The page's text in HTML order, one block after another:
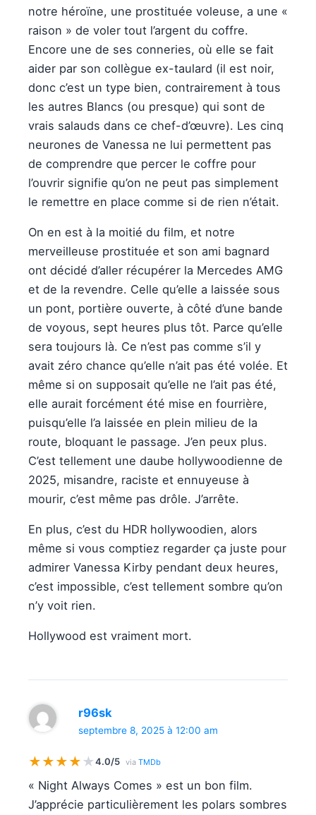
notre héroïne, une prostituée voleuse, a une «
raison » de voler tout l’argent du coffre.
Encore une de ses conneries, où elle se fait
aider par son collègue ex-taulard (il est noir,
donc c’est un type bien, contrairement à tous
les autres Blancs (ou presque) qui sont de
vrais salauds dans ce chef-d’œuvre). Les cinq
neurones de Vanessa ne lui permettent pas
de comprendre que percer le coffre pour
l’ouvrir signifie qu’on ne peut pas simplement
le remettre en place comme si de rien n’était.
On en est à la moitié du film, et notre
merveilleuse prostituée et son ami bagnard
ont décidé d’aller récupérer la Mercedes AMG
et de la revendre. Celle qu’elle a laissée sous
un pont, portière ouverte, à côté d’une bande
de voyous, sept heures plus tôt. Parce qu’elle
sera toujours là. Ce n’est pas comme s’il y
avait zéro chance qu’elle n’ait pas été volée. Et
même si on supposait qu’elle ne l’ait pas été,
elle aurait forcément été mise en fourrière,
puisqu’elle l’a laissée en plein milieu de la
route, bloquant le passage. J’en peux plus.
C’est tellement une daube hollywoodienne de
2025, misandre, raciste et ennuyeuse à
mourir, c’est même pas drôle. J’arrête.
En plus, c’est du HDR hollywoodien, alors
même si vous comptiez regarder ça juste pour
admirer Vanessa Kirby pendant deux heures,
c’est impossible, c’est tellement sombre qu’on
n’y voit rien.
Hollywood est vraiment mort.
r96sk
septembre 8, 2025 à 12:00 am
★★★★★4.0/5 via TMDb
« Night Always Comes » est un bon film.
J’apprécie particulièrement les polars sombres